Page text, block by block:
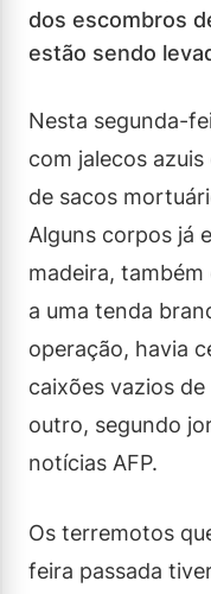
dos escombros
estão sendo
Nesta segunda-
com jalecos
de sacos
Alguns corpos já
madeira,
a uma tenda
operação, havia
caixões vazios
outro, segundo
notícias AFP.
Os terremotos
feira passada